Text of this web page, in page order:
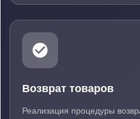
Возврат товаров
Реализация процедуры